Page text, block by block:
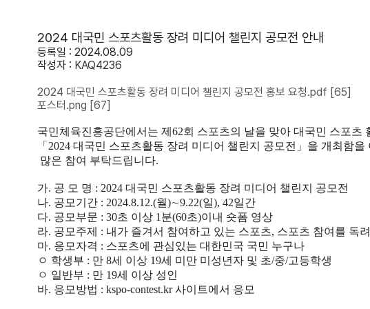
2024 대국민 스포츠활동 장려 미디어 챌린지 공모전 안내
등록일 : 2024.08.09
작성자 : KAQ4236
2024 대국민 스포츠활동 장려 미디어 챌린지 공모전 홍보 요청.pdf [65]
포스터.png [67]
국민체육진흥공단에서는 제 62회 스포츠의 날을 맞아 대국민 스포츠
「 2024 대국민 스포츠활동 장려 미디어 챌린지 공모전 」 을 개최함을
많은 참여 부탁드립니다.
가. 공 모 명 : 2024 대국민 스포츠활동 장려 미디어 챌린지 공모전
나. 공모기간 : 2024.8.12.(월)∼9.22(일), 42일간
다. 공모부문 : 30초 이상 1 분(60초)이내 숏폼 영상
라. 공모주제 : 내가 즐겨서 참여하고 있는 스포츠, 스포츠 참여를 독
마. 응모자격 : 스포츠에 관심있는 대한민국 국민 누구나
ㅇ 학생부 : 만 8세 이상 19세 미만 미성년자 및 초/중/고등학생
ㅇ 일반부 : 만 19세 이상 성인
바. 응모방법 : kspo-contest.kr사이트에서 응모